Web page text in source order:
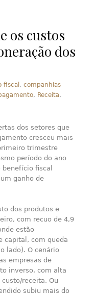
os custos
dos
fiscal ,companhias
, Receita,
dos setores que
cresceu mais
trimestre
período do ano
fiscal
ganho de
dos produtos e
com recuo de 4,9
estão
capital, com queda
lado). O cenário
empresas de
inverso, com alta
receita. Ou
subiu mais do